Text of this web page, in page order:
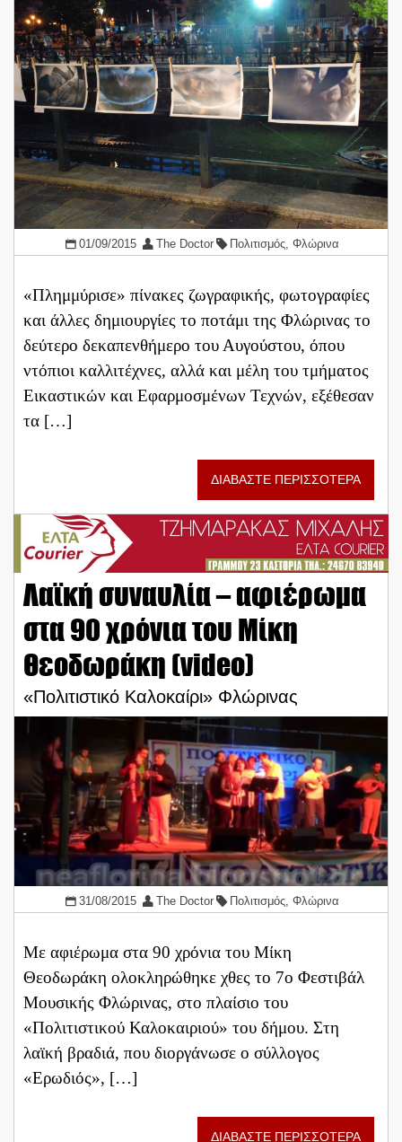
01/09/2015 The Doctor Πολιτισμός, Φλώρινα
«Πλημμύρισε» πίνακες ζωγραφικής, φωτογραφίες
και άλλες δημιουργίες το ποτάμι της Φλώρινας το
δεύτερο δεκαπενθήμερο του Αυγούστου, όπου
ντόπιοι καλλιτέχνες, αλλά και μέλη του τμήματος
Εικαστικών και Εφαρμοσμένων Τεχνών, εξέθεσαν
τα […]
ΔΙΑΒΑΣΤΕ ΠΕΡΙΣΣΟΤΕΡΑ
Λαϊκή συναυλία – αφιέρωμα
στα 90 χρόνια του Μίκη
Θεοδωράκη (video)
«Πολιτιστικό Καλοκαίρι» Φλώρινας
31/08/2015 The Doctor Πολιτισμός, Φλώρινα
Με αφιέρωμα στα 90 χρόνια του Μίκη
Θεοδωράκη ολοκληρώθηκε χθες το 7ο Φεστιβάλ
Μουσικής Φλώρινας, στο πλαίσιο του
«Πολιτιστικού Καλοκαιριού» του δήμου. Στη
λαϊκή βραδιά, που διοργάνωσε ο σύλλογος
«Ερωδιός», […]
ΔΙΑΒΑΣΤΕ ΠΕΡΙΣΣΟΤΕΡΑ